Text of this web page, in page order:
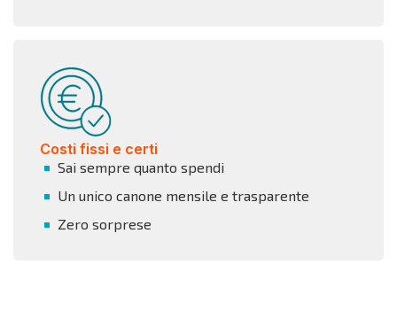
Costi fissi e certi
Sai sempre quanto spendi
Un unico canone mensile e trasparente
Zero sorprese